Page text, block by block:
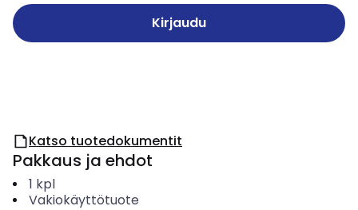
Kirjaudu
Katso tuotedokumentit
Pakkaus ja ehdot
1 kpl
Vakiokäyttötuote